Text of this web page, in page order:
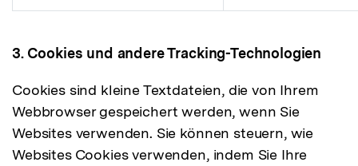
3. Cookies und andere Tracking-Technologien
Cookies sind kleine Textdateien, die von Ihrem
Webbrowser gespeichert werden, wenn Sie
Websites verwenden. Sie können steuern, wie
Websites Cookies verwenden, indem Sie Ihre